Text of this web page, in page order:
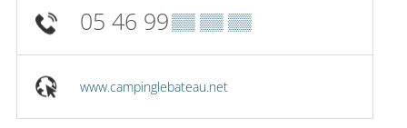
05 46 99▒▒ ▒▒ ▒▒
www.campinglebateau.net